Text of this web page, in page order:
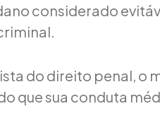
considerado
do direito penal, o
que sua conduta